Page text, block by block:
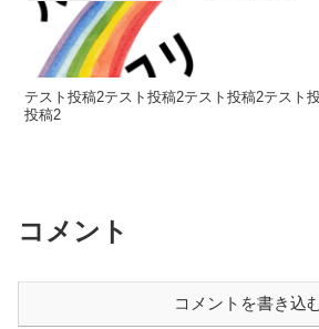
テスト投稿2テスト投稿2テスト投稿2テスト
投稿2
コメント
コメントを書き込